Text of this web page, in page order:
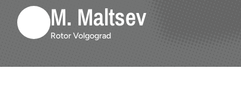
M. Maltsev
Rotor Volgograd